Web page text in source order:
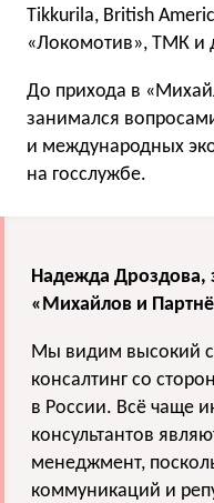
Tikkurila, British
«Локомотив», ТМК и
До прихода в
занимался
и международных
на госслужбе.
Надежда Дроздова,
«Михайлов и
Мы видим высокий
консалтинг со
в России. Всё чаще
консультантов
менеджмент,
коммуникаций и